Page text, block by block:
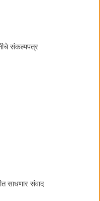
संकल्पपत्र
साधणार संवाद